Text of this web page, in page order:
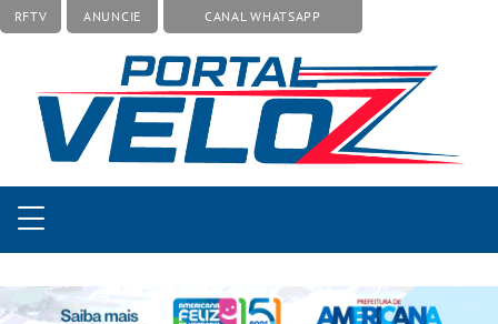
RFTV ANUNCIE CANAL WHATSAPP